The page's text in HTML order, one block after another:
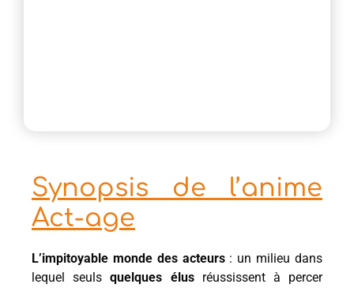
Synopsis de l’anime
Act-age
L’impitoyable monde des acteurs: un milieu dans
lequel seulsquelques élusréussissent à percer